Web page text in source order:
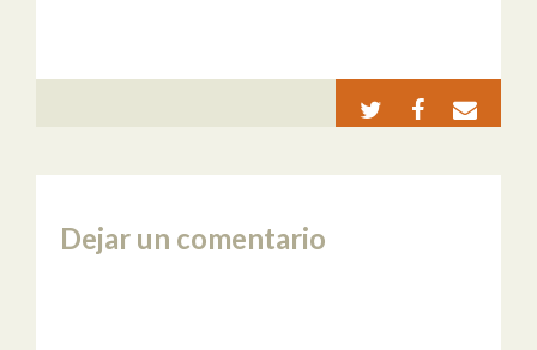
Dejar un comentario